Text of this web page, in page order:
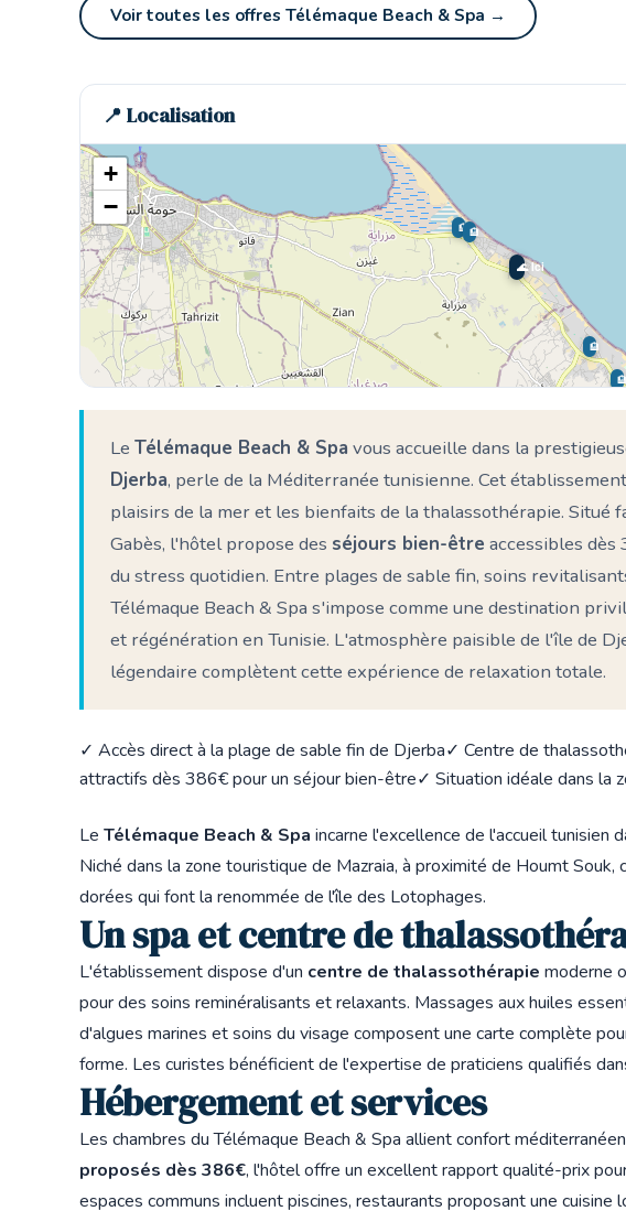
Voir toutes les offres Télémaque Beach & Spa →
📍 Localisation
🌊 Ici
🏨
🏨
🏨
🏨
+
−
Le Télémaque Beach & Spa vous accueille dans la
Djerba, perle de la Méditerranée tunisienne. Cet
plaisirs de la mer et les bienfaits de la thalassothérapie. Situé
Gabès, l'hôtel propose des séjours bien-être accessibles dès
du stress quotidien. Entre plages de sable fin, soins
Télémaque Beach & Spa s'impose comme une destination
et régénération en Tunisie. L'atmosphère paisible de l'île de
légendaire complètent cette expérience de relaxation totale.
✓ Accès direct à la plage de sable fin de Djerba✓ Centre de
attractifs dès 386€ pour un séjour bien-être✓ Situation idéale dans la
Le Télémaque Beach & Spa incarne l'excellence de l'accueil tunisien
Niché dans la zone touristique de Mazraia, à proximité de Houmt
dorées qui font la renommée de l'île des Lotophages.
Un spa et centre de
L'établissement dispose d'un centre de thalassothérapie moderne
pour des soins reminéralisants et relaxants. Massages aux huiles
d'algues marines et soins du visage composent une carte complète
forme. Les curistes bénéficient de l'expertise de praticiens qualifiés
Hébergement et services
Les chambres du Télémaque Beach & Spa allient confort
proposés dès 386€, l'hôtel offre un excellent rapport qualité-prix
espaces communs incluent piscines, restaurants proposant une